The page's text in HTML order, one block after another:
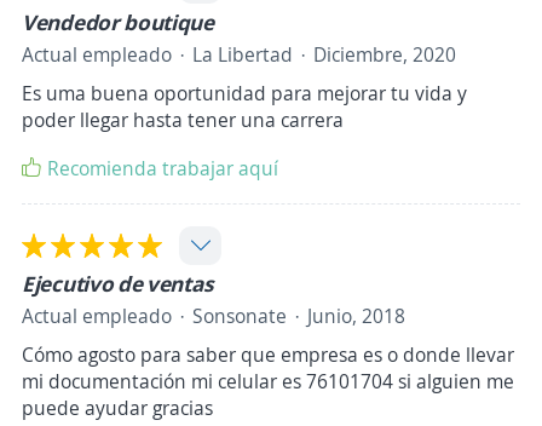
Vendedor boutique
Actual empleado La Libertad
Diciembre, 2020
Es uma buena oportunidad para mejorar tu vida y
poder llegar hasta tener una carrera
Recomienda trabajar aquí
Ejecutivo de ventas
Actual empleado Sonsonate
Junio, 2018
Cómo agosto para saber que empresa es o donde llevar
mi documentación mi celular es 76101704 si alguien me
puede ayudar gracias